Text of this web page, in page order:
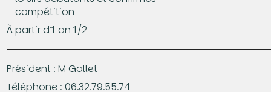
– compétition
À partir d’1 an 1/2
Président : M Gallet
Téléphone : 06.32.79.55.74